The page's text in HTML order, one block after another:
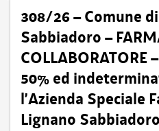
308/26 – Comune
Sabbiadoro –
COLLABORATORE
50% ed
l’Azienda Speciale
Lignano Sabbiadoro